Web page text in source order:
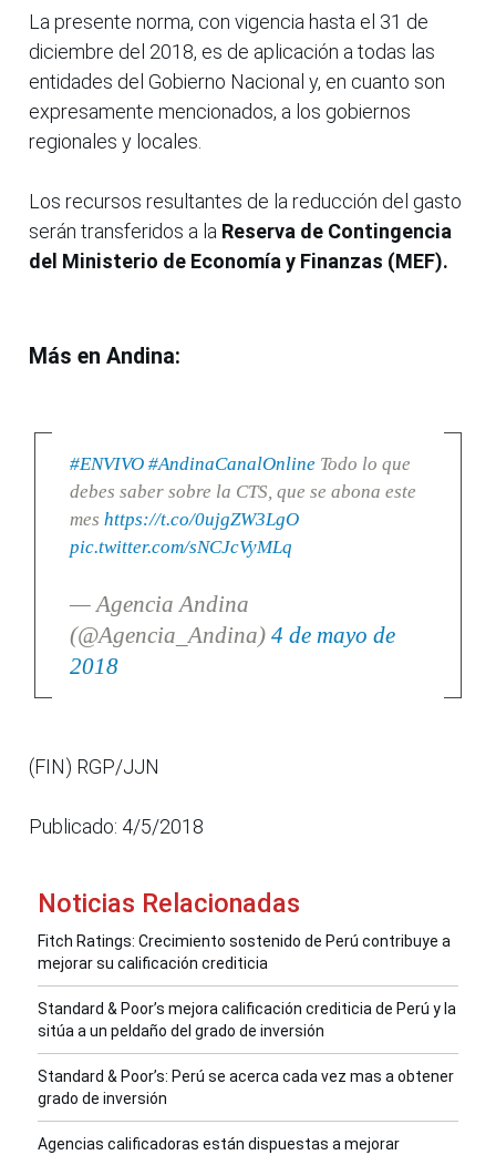
La presente norma, con vigencia hasta el 31 de
diciembre del 2018, es de aplicación a todas las
entidades del Gobierno Nacional y, en cuanto son
expresamente mencionados, a los gobiernos
regionales y locales.
Los recursos resultantes de la reducción del gasto
serán transferidos a la Reserva de Contingencia
del Ministerio de Economía y Finanzas (MEF).
Más en Andina:
#ENVIVO #AndinaCanalOnlineTodo lo que
debes saber sobre la CTS, que se abona este
mes https://t.co/0ujgZW3LgO
pic.twitter.com/sNCJcVyMLq
— Agencia Andina
(@Agencia_Andina) 4 de mayo de
2018
(FIN) RGP/JJN
Publicado: 4/5/2018
Noticias Relacionadas
Fitch Ratings: Crecimiento sostenido de Perú contribuye a
mejorar su calificación crediticia
Standard & Poor’s mejora calificación crediticia de Perú y la
sitúa a un peldaño del grado de inversión
Standard & Poor’s: Perú se acerca cada vez mas a obtener
grado de inversión
Agencias calificadoras están dispuestas a mejorar